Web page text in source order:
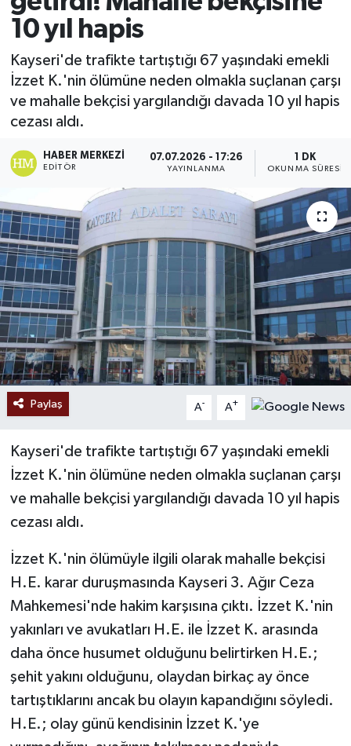
10 yıl hapis
Kayseri'de trafikte tartıştığı 67 yaşındaki emekli
İzzet K.'nin ölümüne neden olmakla suçlanan çarşı
ve mahalle bekçisi yargılandığı davada 10 yıl hapis
cezası aldı.
HABER MERKEZI
EDITÖR
07.07.2026 - 17:26
YAYINLANMA
1 DK
OKUNMA SÜRESI
Paylaş A- A+
Kayseri'de trafikte tartıştığı 67 yaşındaki emekli
İzzet K.'nin ölümüne neden olmakla suçlanan çarşı
ve mahalle bekçisi yargılandığı davada 10 yıl hapis
cezası aldı.
İzzet K.'nin ölümüyle ilgili olarak mahalle bekçisi
H.E. karar duruşmasında Kayseri 3. Ağır Ceza
Mahkemesi'nde hakim karşısına çıktı. İzzet K.'nin
yakınları ve avukatları H.E. ile İzzet K. arasında
daha önce husumet olduğunu belirtirken H.E.;
şehit yakını olduğunu, olaydan birkaç ay önce
tartıştıklarını ancak bu olayın kapandığını söyledi.
H.E.; olay günü kendisinin İzzet K.'ye
Ekonomi
Sağlık
Tokat Haber